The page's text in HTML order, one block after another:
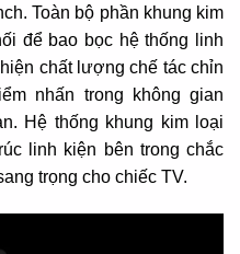
Toàn bộ phần khung kim
để bao bọc hệ thống linh
chất lượng chế tác chỉn
nhấn trong không gian
Hệ thống khung kim loại
linh kiện bên trong chắc
trọng cho chiếc TV.